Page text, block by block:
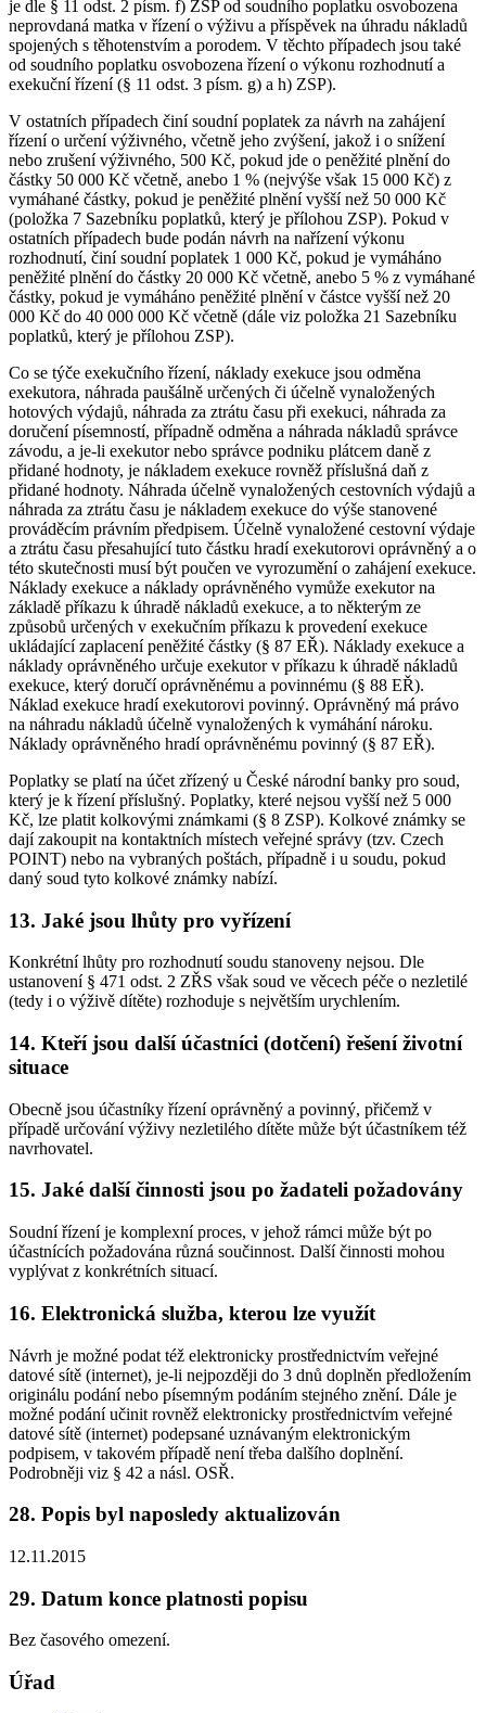
je dle § 11 odst. 2 písm. f) ZSP od soudního poplatku osvobozena
neprovdaná matka v řízení o výživu a příspěvek na úhradu nákladů
spojených s těhotenstvím a porodem. V těchto případech jsou také
od soudního poplatku osvobozena řízení o výkonu rozhodnutí a
exekuční řízení (§ 11 odst. 3 písm. g) a h) ZSP).
V ostatních případech činí soudní poplatek za návrh na zahájení
řízení o určení výživného, včetně jeho zvýšení, jakož i o snížení
nebo zrušení výživného, 500 Kč, pokud jde o peněžité plnění do
částky 50 000 Kč včetně, anebo 1 % (nejvýše však 15 000 Kč) z
vymáhané částky, pokud je peněžité plnění vyšší než 50 000 Kč
(položka 7 Sazebníku poplatků, který je přílohou ZSP). Pokud v
ostatních případech bude podán návrh na nařízení výkonu
rozhodnutí, činí soudní poplatek 1 000 Kč, pokud je vymáháno
peněžité plnění do částky 20 000 Kč včetně, anebo 5 % z vymáhané
částky, pokud je vymáháno peněžité plnění v částce vyšší než 20
000 Kč do 40 000 000 Kč včetně (dále viz položka 21 Sazebníku
poplatků, který je přílohou ZSP).
Co se týče exekučního řízení, náklady exekuce jsou odměna
exekutora, náhrada paušálně určených či účelně vynaložených
hotových výdajů, náhrada za ztrátu času při exekuci, náhrada za
doručení písemností, případně odměna a náhrada nákladů správce
závodu, a je-li exekutor nebo správce podniku plátcem daně z
přidané hodnoty, je nákladem exekuce rovněž příslušná daň z
přidané hodnoty. Náhrada účelně vynaložených cestovních výdajů a
náhrada za ztrátu času je nákladem exekuce do výše stanovené
prováděcím právním předpisem. Účelně vynaložené cestovní výdaje
a ztrátu času přesahující tuto částku hradí exekutorovi oprávněný a o
této skutečnosti musí být poučen ve vyrozumění o zahájení exekuce.
Náklady exekuce a náklady oprávněného vymůže exekutor na
základě příkazu k úhradě nákladů exekuce, a to některým ze
způsobů určených v exekučním příkazu k provedení exekuce
ukládající zaplacení peněžité částky (§ 87 EŘ). Náklady exekuce a
náklady oprávněného určuje exekutor v příkazu k úhradě nákladů
exekuce, který doručí oprávněnému a povinnému (§ 88 EŘ).
Náklad exekuce hradí exekutorovi povinný. Oprávněný má právo
na náhradu nákladů účelně vynaložených k vymáhání nároku.
Náklady oprávněného hradí oprávněnému povinný (§ 87 EŘ).
Poplatky se platí na účet zřízený u České národní banky pro soud,
který je k řízení příslušný. Poplatky, které nejsou vyšší než 5 000
Kč, lze platit kolkovými známkami (§ 8 ZSP). Kolkové známky se
dají zakoupit na kontaktních místech veřejné správy (tzv. Czech
POINT) nebo na vybraných poštách, případně i u soudu, pokud
daný soud tyto kolkové známky nabízí.
13. Jaké jsou lhůty pro vyřízení
Konkrétní lhůty pro rozhodnutí soudu stanoveny nejsou. Dle
ustanovení § 471 odst. 2 ZŘS však soud ve věcech péče o nezletilé
(tedy i o výživě dítěte) rozhoduje s největším urychlením.
14. Kteří jsou další účastníci (dotčení) řešení životní
situace
Obecně jsou účastníky řízení oprávněný a povinný, přičemž v
případě určování výživy nezletilého dítěte může být účastníkem též
navrhovatel.
15. Jaké další činnosti jsou po žadateli požadovány
Soudní řízení je komplexní proces, v jehož rámci může být po
účastnících požadována různá součinnost. Další činnosti mohou
vyplývat z konkrétních situací.
16. Elektronická služba, kterou lze využít
Návrh je možné podat též elektronicky prostřednictvím veřejné
datové sítě (internet), je-li nejpozději do 3 dnů doplněn předložením
originálu podání nebo písemným podáním stejného znění. Dále je
možné podání učinit rovněž elektronicky prostřednictvím veřejné
datové sítě (internet) podepsané uznávaným elektronickým
podpisem, v takovém případě není třeba dalšího doplnění.
Podrobněji viz § 42 a násl. OSŘ.
28. Popis byl naposledy aktualizován
12.11.2015
29. Datum konce platnosti popisu
Bez časového omezení.
Úřad